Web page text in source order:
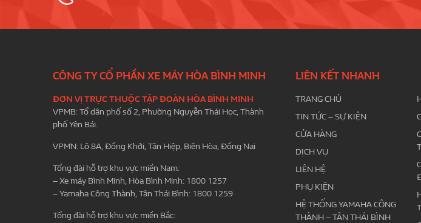
CÔNG TY CỔ PHẦN XE MÁY HÒA BÌNH MINH
ĐƠN VỊ TRỰC THUỘC TẬP ĐOÀN HÒA BÌNH MINH
VPMB: Tổ dân phố số 2, Phường Nguyễn Thái Học, Thành
phố Yên Bái.
VPMN: Lô 8A, Đồng Khởi, Tân Hiệp, Biên Hòa, Đồng Nai
Tổng đài hỗ trợ khu vực miền Nam:
– Xe máy Bình Minh, Hòa Bình Minh: 1800 1257
– Yamaha Công Thành, Tân Thái Bình: 1800 1259
Tổng đài hỗ trợ khu vực miền Bắc:
LIÊN KẾT NHANH
TRANG CHỦ
TIN TỨC – SỰ KIỆN
CỬA HÀNG
DỊCH VỤ
LIÊN HỆ
PHỤ KIỆN
HỆ THỐNG YAMAHA CÔNG
THÀNH – TÂN THÁI BÌNH